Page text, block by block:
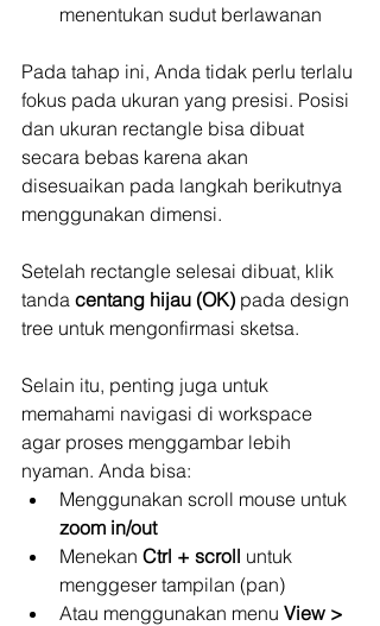
menentukan sudut berlawanan
Pada tahap ini, Anda tidak perlu terlalu
fokus pada ukuran yang presisi. Posisi
dan ukuran rectangle bisa dibuat
secara bebas karena akan
disesuaikan pada langkah berikutnya
menggunakan dimensi.
Setelah rectangle selesai dibuat, klik
tanda centang hijau (OK) pada design
tree untuk mengonfirmasi sketsa.
Selain itu, penting juga untuk
memahami navigasi di workspace
agar proses menggambar lebih
nyaman. Anda bisa:
Menggunakan scroll mouse untuk
zoom in/out
Menekan Ctrl + scroll untuk
menggeser tampilan (pan)
Atau menggunakan menu View >